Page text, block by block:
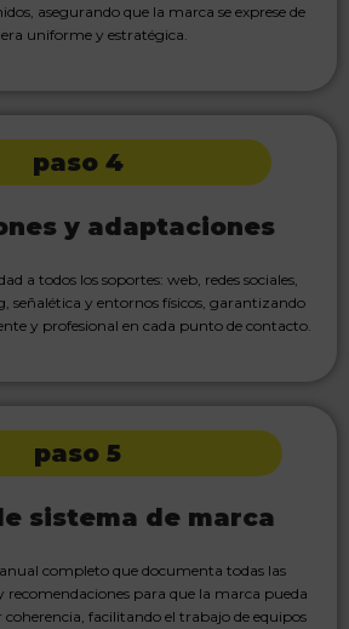
asegurando que la marca se exprese de
uniforme y estratégica.
paso 4
y adaptaciones
a todos los soportes: web, redes sociales,
señalética y entornos físicos, garantizando
y profesional en cada punto de contacto.
paso 5
sistema de marca
completo que documenta todas las
recomendaciones para que la marca pueda
facilitando el trabajo de equipos